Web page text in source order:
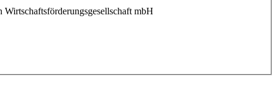
Wirtschaftsförderungsgesellschaft mbH